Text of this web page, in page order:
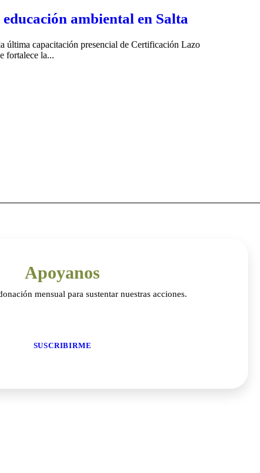
ambiental en Salta
última capacitación presencial de Certificación Lazo
fortalece la...
Apoyanos
mensual para sustentar nuestras acciones.
SUSCRIBIRME